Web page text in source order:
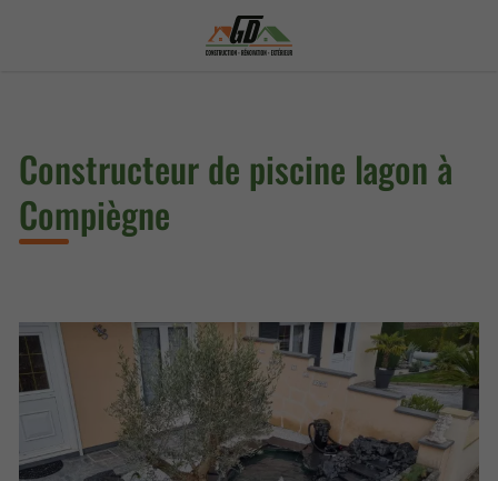
Constructeur de piscine lagon à
Compiègne